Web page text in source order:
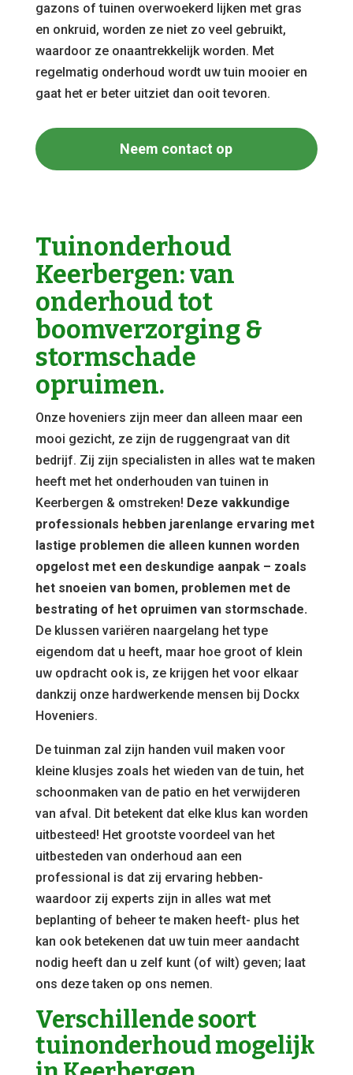
gazons of tuinen overwoekerd lijken met gras
en onkruid, worden ze niet zo veel gebruikt,
waardoor ze onaantrekkelijk worden. Met
regelmatig onderhoud wordt uw tuin mooier en
gaat het er beter uitziet dan ooit tevoren.
Neem contact op
Tuinonderhoud
Keerbergen: van
onderhoud tot
boomverzorging &
stormschade
opruimen.
Onze hoveniers zijn meer dan alleen maar een
mooi gezicht, ze zijn de ruggengraat van dit
bedrijf. Zij zijn specialisten in alles wat te maken
heeft met het onderhouden van tuinen in
Keerbergen & omstreken! Deze vakkundige
professionals hebben jarenlange ervaring met
lastige problemen die alleen kunnen worden
opgelost met een deskundige aanpak – zoals
het snoeien van bomen, problemen met de
bestrating of het opruimen van stormschade.
De klussen variëren naargelang het type
eigendom dat u heeft, maar hoe groot of klein
uw opdracht ook is, ze krijgen het voor elkaar
dankzij onze hardwerkende mensen bij Dockx
Hoveniers.
De tuinman zal zijn handen vuil maken voor
kleine klusjes zoals het wieden van de tuin, het
schoonmaken van de patio en het verwijderen
van afval. Dit betekent dat elke klus kan worden
uitbesteed! Het grootste voordeel van het
uitbesteden van onderhoud aan een
professional is dat zij ervaring hebben-
waardoor zij experts zijn in alles wat met
beplanting of beheer te maken heeft- plus het
kan ook betekenen dat uw tuin meer aandacht
nodig heeft dan u zelf kunt (of wilt) geven; laat
ons deze taken op ons nemen.
Verschillende soort
tuinonderhoud mogelijk